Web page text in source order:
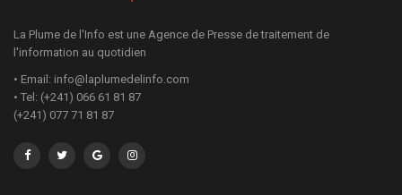
La Plume de l'Info est une Agence de Presse de traitement de
l'information au quotidien
• Email: info@laplumedelinfo.com
• Tel: (+241) 066 61 81 87
(+241) 077 71 81 87